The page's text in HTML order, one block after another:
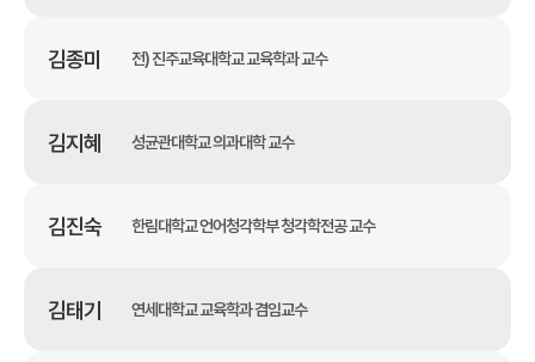
김종미 전) 진주교육대학교 교육학과 교수
김지혜 성균관대학교 의과대학 교수
김진숙 한림대학교 언어청각학부 청각학전공 교수
김태기 연세대학교 교육학과 겸임교수